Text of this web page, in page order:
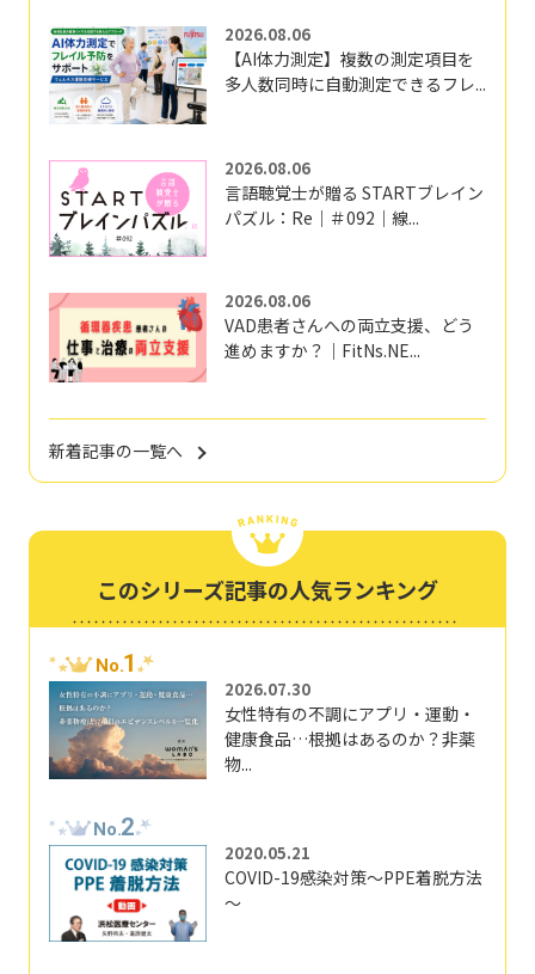
2026.08.06
【AI体力測定】複数の測定項目を
多人数同時に自動測定できるフレ...
2026.08.06
言語聴覚士が贈る STARTブレイン
パズル：Re｜＃092｜線...
2026.08.06
VAD患者さんへの両立支援、どう
進めますか？｜FitNs.NE...
新着記事の一覧へ
このシリーズ記事の人気ランキング
No.1
2026.07.30
女性特有の不調にアプリ・運動・
健康食品…根拠はあるのか？非薬
物...
No.2
2020.05.21
COVID-19感染対策～PPE着脱方法
～